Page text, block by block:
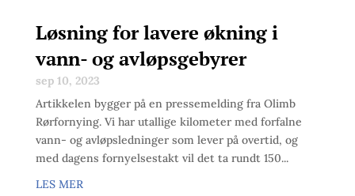
Løsning for lavere økning i
vann- og avløpsgebyrer
sep 10, 2023
Artikkelen bygger på en pressemelding fra Olimb
Rørfornying. Vi har utallige kilometer med forfalne
vann- og avløpsledninger som lever på overtid, og
med dagens fornyelsestakt vil det ta rundt 150...
LES MER